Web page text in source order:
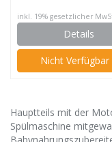
inkl. 19% gesetzlicher
Details
Nicht
Hauptteils mit der
Spülmaschine